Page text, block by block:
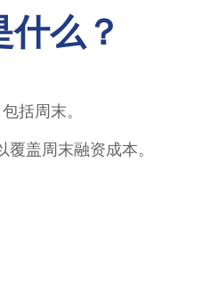
么？
括周末。
盖周末融资成本。